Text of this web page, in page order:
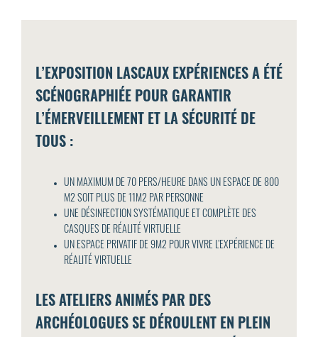
L’EXPOSITION LASCAUX EXPÉRIENCES A ÉTÉ
SCÉNOGRAPHIÉE POUR GARANTIR
L’ÉMERVEILLEMENT ET LA SÉCURITÉ DE
TOUS :
UN MAXIMUM DE 70 PERS/HEURE DANS UN ESPACE DE 800
M2 SOIT PLUS DE 11M2 PAR PERSONNE
UNE DÉSINFECTION SYSTÉMATIQUE ET COMPLÈTE DES
CASQUES DE RÉALITÉ VIRTUELLE
UN ESPACE PRIVATIF DE 9M2 POUR VIVRE L’EXPÉRIENCE DE
RÉALITÉ VIRTUELLE
LES ATELIERS ANIMÉS PAR DES
ARCHÉOLOGUES SE DÉROULENT EN PLEIN